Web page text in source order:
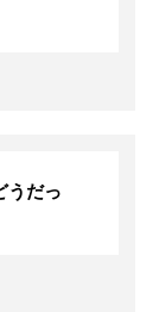
うだっ